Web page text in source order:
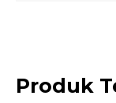
Produk